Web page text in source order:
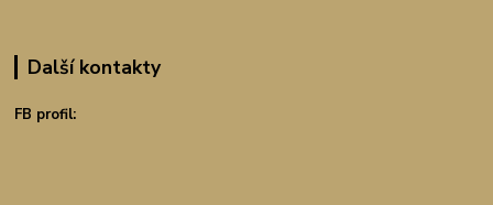
Další kontakty
FB profil: